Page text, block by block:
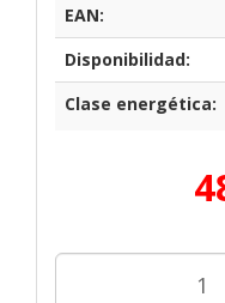
EAN:
Disponibilidad:
Clase energética: